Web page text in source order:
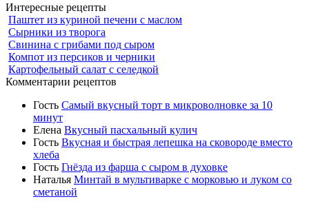
Интересные рецепты
Паштет из куриной печени с маслом
Сырники из творога
Свинина с грибами под сыром
Компот из персиков и черники
Картофельный салат с селедкой
Комментарии рецептов
Гость Самый вкусный торт в микроволновке за 10
минут
Елена Вкусный пасхальный кулич
Гость Вкусная и быстрая лепешка на сковороде вместо
хлеба
Гость Гнёзда из фарша с сыром в духовке
Наталья Минтай в мультиварке с морковью и луком со
сметаной